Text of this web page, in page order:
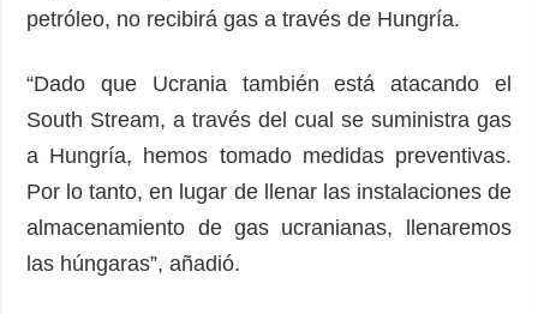
petróleo, no recibirá gas a través de Hungría.
“Dado que Ucrania también está atacando el
South Stream, a través del cual se suministra gas
a Hungría, hemos tomado medidas preventivas.
Por lo tanto, en lugar de llenar las instalaciones de
almacenamiento de gas ucranianas, llenaremos
las húngaras”, añadió.